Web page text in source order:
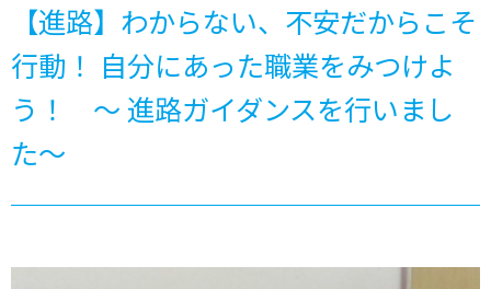
【進路】わからない、不安だからこそ
行動！ 自分にあった職業をみつけよ
う！ ～ 進路ガイダンスを行いまし
た～